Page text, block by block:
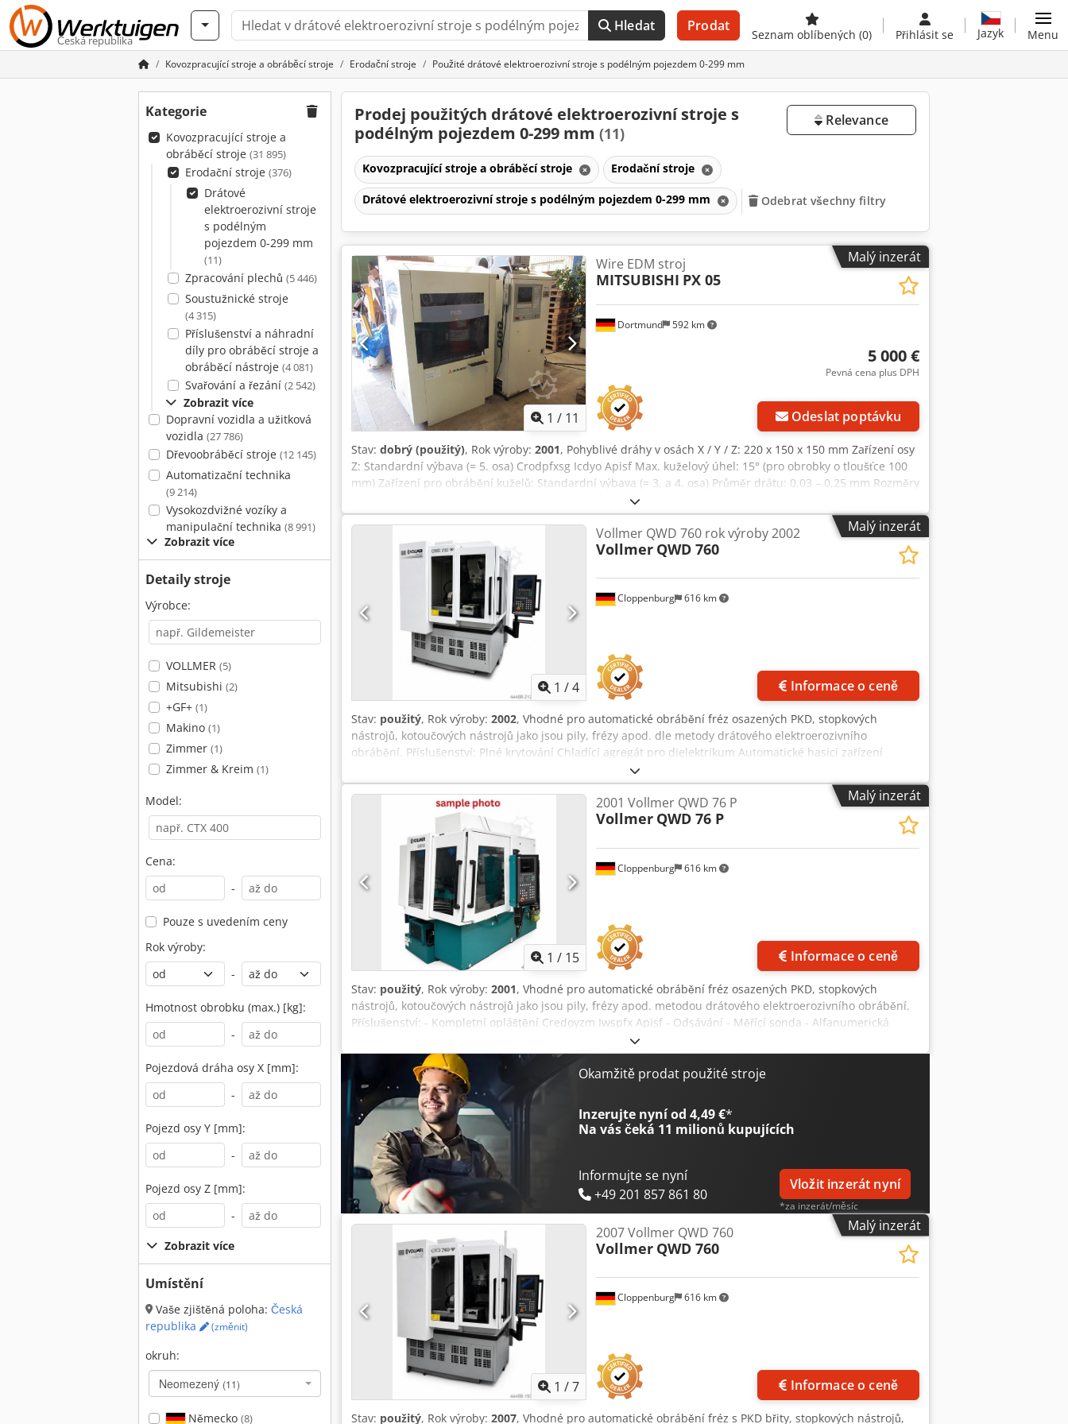
Česká republika
Hledat Prodat
Seznam oblíbených (0) Přihlásit se Jazyk Menu
Kovozpracující stroje a obráběcí stroje Erodační stroje Použité drátové elektroerozivní stroje s podélným pojezdem 0-299 mm
Kategorie
Kovozpracující stroje a
obráběcí stroje (31 895)
Erodační stroje (376)
Drátové
elektroerozivní stroje
s podélným
pojezdem 0-299 mm
(11)
Zpracování plechů (5 446)
Soustužnické stroje
(4 315)
Příslušenství a náhradní
díly pro obráběcí stroje a
obráběcí nástroje (4 081)
Svařování a řezání (2 542)
Zobrazit více
Dopravní vozidla a užitková
vozidla (27 786)
Dřevoobráběcí stroje (12 145)
Automatizační technika
(9 214)
Vysokozdvižné vozíky a
manipulační technika (8 991)
Zobrazit více
Detaily stroje
Výrobce:
VOLLMER (5)
Mitsubishi (2)
+GF+ (1)
Makino (1)
Zimmer (1)
Zimmer & Kreim (1)
Model:
Cena:
-
Pouze s uvedením ceny
Rok výroby:
-
Hmotnost obrobku (max.) [kg]:
-
Pojezdová dráha osy X [mm]:
-
Pojezd osy Y [mm]:
-
Pojezd osy Z [mm]:
-
Zobrazit více
Umístění
Vaše zjištěná poloha: Česká
republika
(změnit)
okruh:
Neomezený (11)
Německo (8)
Prodej použitých drátové elektroerozivní stroje s
podélným pojezdem 0-299 mm (11)
Relevance
Kovozpracující stroje a obráběcí stroje Erodační stroje
Drátové elektroerozivní stroje s podélným pojezdem 0-299 mm Odebrat všechny filtry
Malý inzerát
1 / 11
Dortmund 592 km
Wire EDM stroj
MITSUBISHI PX 05
5 000 €
Pevná cena plus DPH
Odeslat poptávku
Stav: dobrý (použitý), Rok výroby: 2001, Pohyblivé dráhy v osách X / Y / Z: 220 x 150 x 150 mm Zařízení osy
Z: Standardní výbava (= 5. osa) Crodpfxsg Icdyo Apisf Max. kuželový úhel: 15° (pro obrobky o tloušťce 100
mm) Zařízení pro obrábění kuželů: Standardní výbava (= 3. a 4. osa) Průměr drátu: 0,03 – 0,25 mm Rozměry
D x Š x V: 1900 x 2345 x 2060 mm Hmotnost stroje: 3000 kg Siegfried Volz, výrobce obráběcích strojů
Rüschebrinkstr. 151-153 44143 Dortmund - Wambel
Malý inzerát
1 /4
Cloppenburg 616 km
Vollmer QWD 760 rok výroby 2002
Vollmer QWD 760
Informace o ceně
Stav: použitý, Rok výroby: 2002, Vhodné pro automatické obrábění fréz osazených PKD, stopkových
nástrojů, kotoučových nástrojů jako jsou pily, frézy apod. dle metody drátového elektroerozivního
obrábění. Příslušenství: Plné krytování Chladící agregát pro dielektrikum Automatické hasicí zařízení
Odsávání Měřící sonda Strojní lampa Automatické centrální mazání Držák obrobků ISO50 Měřicí trn Koník
Max. vnější průměr frézy: 250 mm Max. délka břitu: 260 mm Průměr stopkového nástroje: 10 - 250 mm
Max. vnější průměr kotoučového nástroje: 250 mm Max. hmotnost nástroje: 20 kg Pojezd osy X: 275 mm
Pojezd osy Y: 300 mm Pojezd osy W: 200 mm Kužel pro osu A: ISO 50 Rozsah natočení osy E: 180°
Zástavbové rozměry stroje: 2535 x 2200 x 2220 mm Hmotnost cca: 4500 kg Příkon: 4,5 kW (400 V / 50 Hz)
Barva: šedá RAL 7045/7047 Codpfx Apsylby Isierf
Malý inzerát
1 / 15
Cloppenburg 616 km
2001 Vollmer QWD 76 P
Vollmer QWD 76 P
Informace o ceně
Stav: použitý, Rok výroby: 2001, Vhodné pro automatické obrábění fréz osazených PKD, stopkových
nástrojů, kotoučových nástrojů jako jsou pily, frézy apod. metodou drátového elektroerozivního obrábění.
Příslušenství: - Kompletní opláštění Credoyzm Iwspfx Apisf - Odsávání - Měřící sonda - Alfanumerická
klávesnice - Automatické centrální mazání - Automatický hasicí systém - Chladící zařízení - Měřicí trn
Maximální vnější průměr frézy: 250 mm Maximální délka břitu: 200 mm Průměr stopkového nástroje: 10 -
250 mm Délka břitu: 200 mm Maximální vnější průměr kotoučových nástrojů: 250 mm Maximální hmotnost
nástroje: 20 kg Pohyby osy X: 220 mm Pohyby osy Y: 300 mm Pohyby osy W: 200 mm Rozsah otáčení osy A:
60° Upínací kužel osy A: ISO 40 Rozsah natáčení osy E: 120° Otáčky: 80 - 2000 ot/min Rozměry (D x Š x V):
2235 x 2630 x 2130 mm Hmotnost: cca 4500 kg Připojení: cca 400 V / 50 Hz / 4,5 kW Barva: tyrkysová RAL
5021 / světle šedá RAL 9002
Okamžitě prodat použité stroje
Inzerujte nyní od 4,49 €*
Na vás čeká 11 milionů kupujících
Informujte se nyní
+49 201 857 861 80
Vložit inzerát nyní
*za inzerát/měsíc
Malý inzerát
1 /7
Cloppenburg 616 km
2007 Vollmer QWD 760
Vollmer QWD 760
Informace o ceně
Stav: použitý, Rok výroby: 2007, Vhodné pro automatické obrábění fréz s PKD břity, stopkových nástrojů,